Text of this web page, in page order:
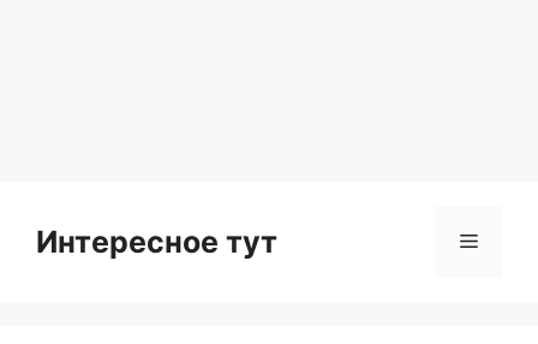
Интересное тут Menu